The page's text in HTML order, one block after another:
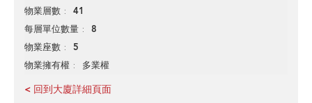
物業層數 41
每層單位數量 8
物業座數 5
物業擁有權 多業權
< 回到大廈詳細頁面